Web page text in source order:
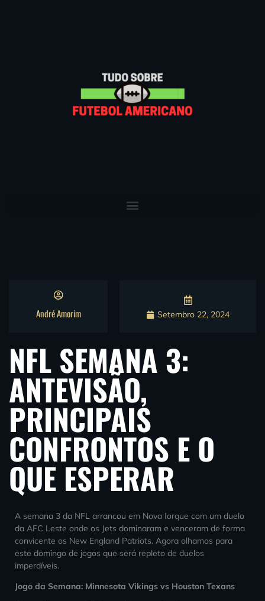
André Amorim Setembro 22, 2024
NFL SEMANA 3:
ANTEVISÃO,
PRINCIPAIS
CONFRONTOS E O
QUE ESPERAR
A semana 3 da NFL arrancou em Nova Iorque com um duelo
da AFC Leste onde os Jets dominaram e venceram de forma
convicente os New England Patriots. Agora olhamos para
este domingo de jogos que será repleto de duelos
imperdíveis.
Jogo da Semana: Minnesota Vikings vs Houston Texans